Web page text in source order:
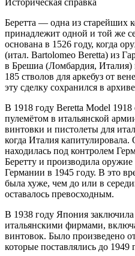
Беретта — одна из старейших
принадлежит одной и той же
основана в 1526 году, когда
(итал. Bartolomeo Beretta) из
в Брешиа (Ломбардия, Италия)
185 стволов для аркебуз от
эту сделку сохранился в
В 1918 году Beretta Model 1918
пулемётом в итальянской
винтовки и пистолеты для
когда Италия капитулировала.
находилась под контролем
Беретту и производила
Германии в 1945 году. В это
была хуже, чем до или в
оставалось превосходным.
В 1938 году Япония заключила
итальянскими фирмами,
винтовок. Было произведено
которые поставлялись до 1949